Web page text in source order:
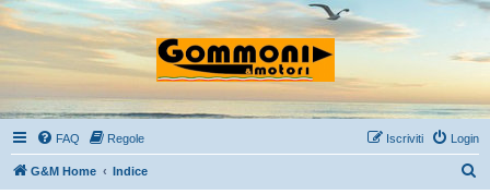
FAQ Regole Login
Iscriviti
G&M Home Indice